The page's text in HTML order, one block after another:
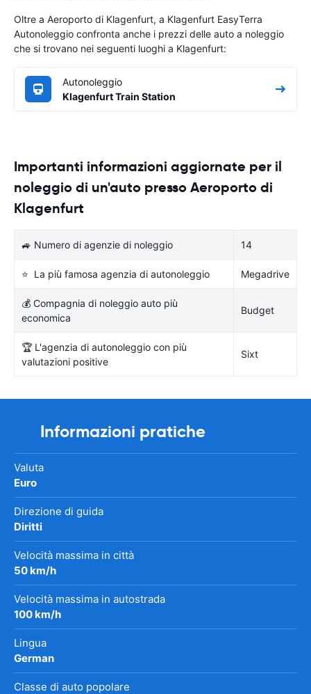
Oltre a Aeroporto di Klagenfurt, a Klagenfurt EasyTerra
Autonoleggio confronta anche i prezzi delle auto a noleggio
che si trovano nei seguenti luoghi a Klagenfurt:
Autonoleggio
Klagenfurt Train Station
Importanti informazioni aggiornate per il
noleggio di un'auto presso Aeroporto di
Klagenfurt
🚙 Numero di agenzie di noleggio 14
⭐ La più famosa agenzia di autonoleggio Megadrive
💰 Compagnia di noleggio auto più
economica
Budget
🏆 L'agenzia di autonoleggio con più
valutazioni positive
Sixt
Informazioni pratiche
Valuta
Euro
Direzione di guida
Diritti
Velocità massima in città
50 km/h
Velocità massima in autostrada
100 km/h
Lingua
German
Classe di auto popolare